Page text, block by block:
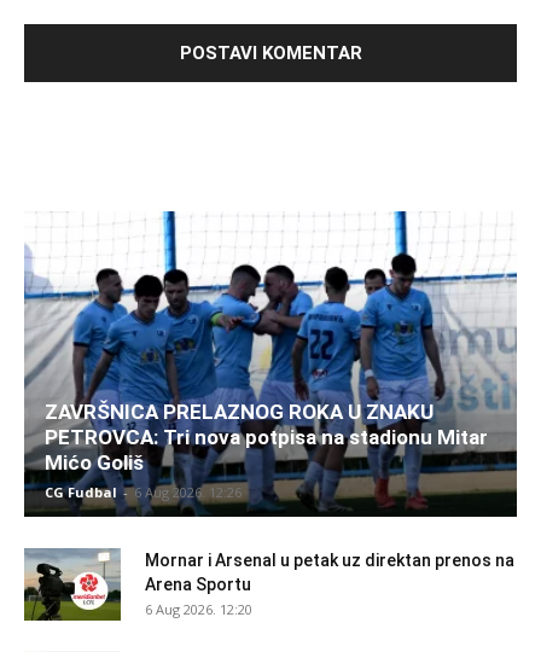
ZAVRŠNICA PRELAZNOG ROKA U ZNAKU
PETROVCA: Tri nova potpisa na stadionu Mitar
Mićo Goliš
CG Fudbal - 6 Aug 2026. 12:26
Mornar i Arsenal u petak uz direktan prenos na
Arena Sportu
6 Aug 2026. 12:20